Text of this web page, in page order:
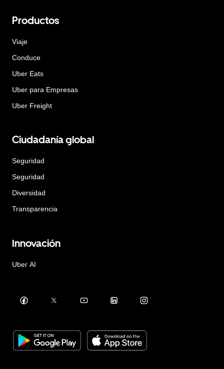
Productos
Viaje
Conduce
Uber Eats
Uber para Empresas
Uber Freight
Ciudadanía global
Seguridad
Seguridad
Diversidad
Transparencia
Innovación
Uber AI